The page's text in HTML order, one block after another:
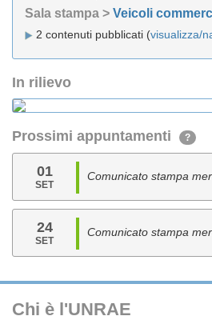
Sala stampa > Veicoli
2 contenuti pubblicati (visualizza/
In rilievo
Prossimi appuntamenti ?
01
SET
Comunicato stampa
24
SET
Comunicato stampa
Chi è l'UNRAE